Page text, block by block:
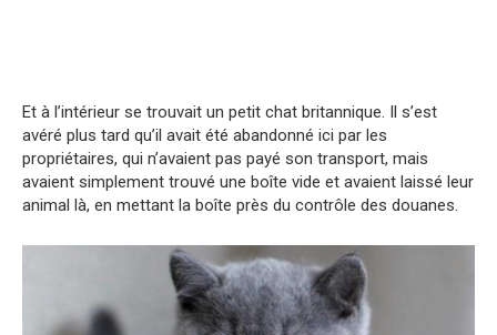
Et à l’intérieur se trouvait un petit chat britannique. Il s’est
avéré plus tard qu’il avait été abandonné ici par les
propriétaires, qui n’avaient pas payé son transport, mais
avaient simplement trouvé une boîte vide et avaient laissé leur
animal là, en mettant la boîte près du contrôle des douanes.